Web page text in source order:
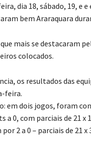
dia 18, sábado, 19, e
bem Araraquara
mais se destacaram
colocados.
os resultados das
feira.
em dois jogos, foram
a 0, com parciais de 21 x
2 a 0 – parciais de 21 x